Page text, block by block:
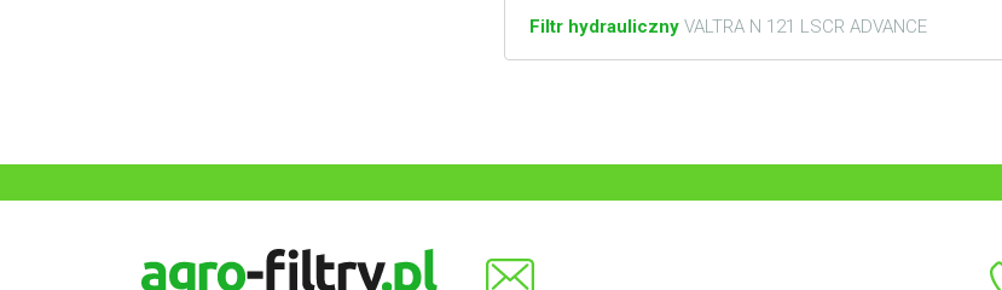
Filtr hydrauliczny VALTRA N 121 LSCR ADVANCE